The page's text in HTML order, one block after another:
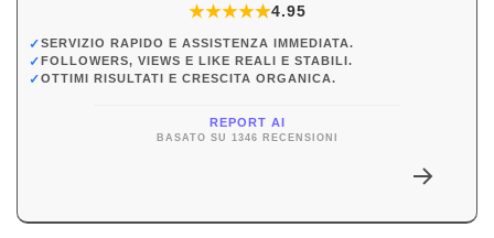
★★★★★
★4.95
✓SERVIZIO RAPIDO E ASSISTENZA IMMEDIATA.
✓FOLLOWERS, VIEWS E LIKE REALI E STABILI.
✓OTTIMI RISULTATI E CRESCITA ORGANICA.
REPORT AI
BASATO SU 1346 RECENSIONI